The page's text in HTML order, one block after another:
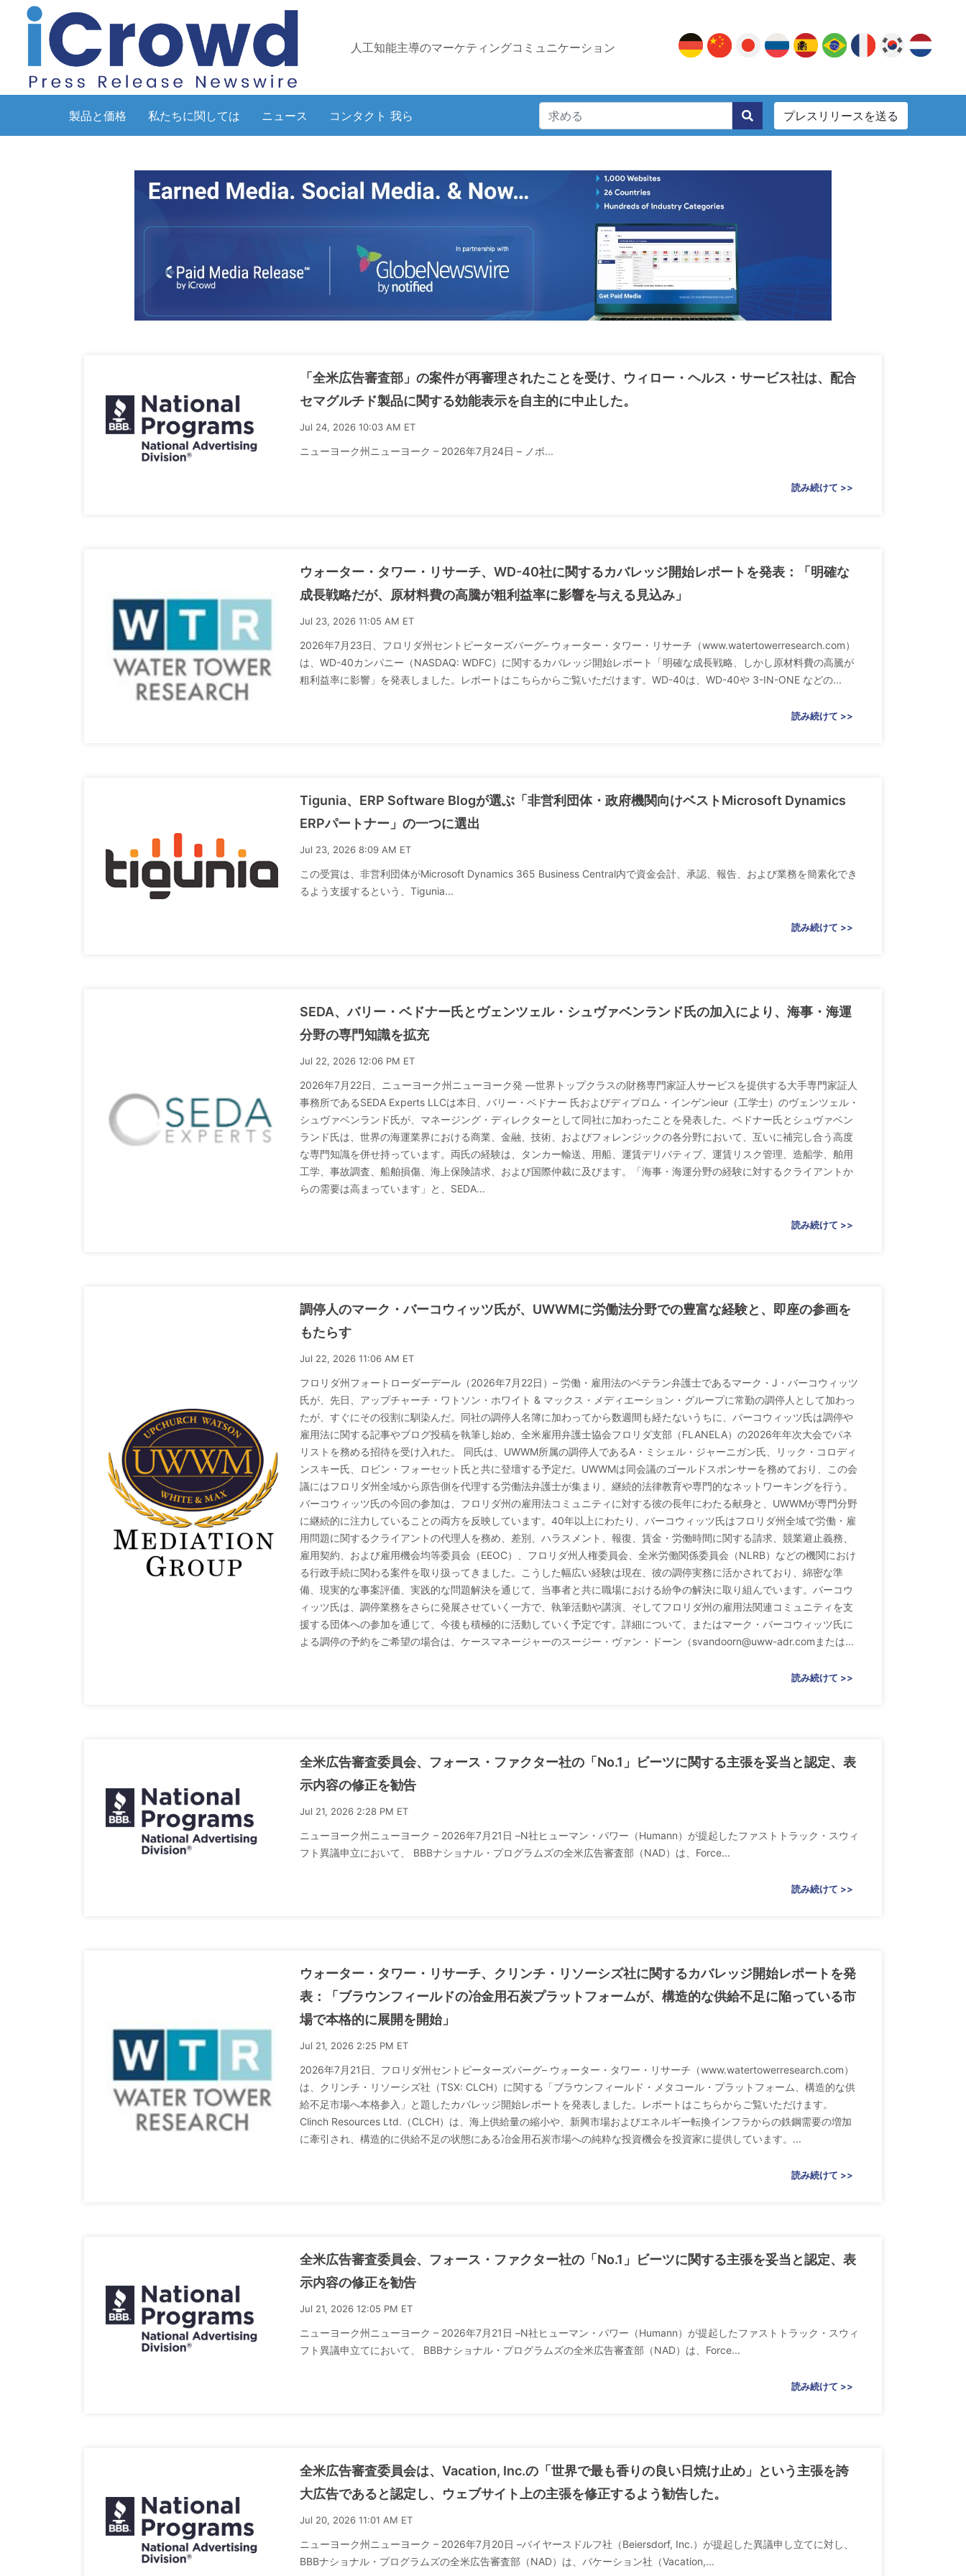
人工知能主導のマーケティングコミュニケーション
製品と価格 私たちに関しては ニュース コンタクト 我ら プレスリリースを送る
「全米広告審査部」の案件が再審理されたことを受け、ウィロー・ヘルス・サービス社は、配合
セマグルチド製品に関する効能表示を自主的に中止した。
Jul 24, 2026 10:03 AM ET
ニューヨーク州ニューヨーク – 2026年7月24日 – ノボ...
読み続けて >>
ウォーター・タワー・リサーチ、WD-40社に関するカバレッジ開始レポートを発表：「明確な
成長戦略だが、原材料費の高騰が粗利益率に影響を与える見込み」
Jul 23, 2026 11:05 AM ET
2026年7月23日、フロリダ州セントピーターズバーグ– ウォーター・タワー・リサーチ（www.watertowerresearch.com）
は、WD-40カンパニー（NASDAQ: WDFC）に関するカバレッジ開始レポート「明確な成長戦略、しかし原材料費の高騰が
粗利益率に影響」を発表しました。レポートはこちらからご覧いただけます。WD-40は、WD-40や 3-IN-ONE などの...
読み続けて >>
Tigunia、ERP Software Blogが選ぶ「非営利団体・政府機関向けベストMicrosoft Dynamics
ERPパートナー」の一つに選出
Jul 23, 2026 8:09 AM ET
この受賞は、非営利団体がMicrosoft Dynamics 365 Business Central内で資金会計、承認、報告、および業務を簡素化でき
るよう支援するという、Tigunia...
読み続けて >>
SEDA、バリー・ベドナー氏とヴェンツェル・シュヴァベンランド氏の加入により、海事・海運
分野の専門知識を拡充
Jul 22, 2026 12:06 PM ET
2026年7月22日、ニューヨーク州ニューヨーク発 ―世界トップクラスの財務専門家証人サービスを提供する大手専門家証人
事務所であるSEDA Experts LLCは本日、バリー・ベドナー 氏およびディプロム・インゲンieur（工学士）のヴェンツェル・
シュヴァベンランド氏が、マネージング・ディレクターとして同社に加わったことを発表した。ベドナー氏とシュヴァベン
ランド氏は、世界の海運業界における商業、金融、技術、およびフォレンジックの各分野において、互いに補完し合う高度
な専門知識を併せ持っています。両氏の経験は、タンカー輸送、用船、運賃デリバティブ、運賃リスク管理、造船学、舶用
工学、事故調査、船舶損傷、海上保険請求、および国際仲裁に及びます。「海事・海運分野の経験に対するクライアントか
らの需要は高まっています」と、SEDA...
読み続けて >>
調停人のマーク・バーコウィッツ氏が、UWWMに労働法分野での豊富な経験と、即座の参画を
もたらす
Jul 22, 2026 11:06 AM ET
フロリダ州フォートローダーデール（2026年7月22日）– 労働・雇用法のベテラン弁護士であるマーク・J・バーコウィッツ
氏が、先日、アップチャーチ・ワトソン・ホワイト & マックス・メディエーション・グループに常勤の調停人として加わっ
たが、すぐにその役割に馴染んだ。同社の調停人名簿に加わってから数週間も経たないうちに、バーコウィッツ氏は調停や
雇用法に関する記事やブログ投稿を執筆し始め、全米雇用弁護士協会フロリダ支部（FLANELA）の2026年年次大会でパネ
リストを務める招待を受け入れた。 同氏は、UWWM所属の調停人であるA・ミシェル・ジャーニガン氏、リック・コロディ
ンスキー氏、ロビン・フォーセット氏と共に登壇する予定だ。UWWMは同会議のゴールドスポンサーを務めており、この会
議にはフロリダ州全域から原告側を代理する労働法弁護士が集まり、継続的法律教育や専門的なネットワーキングを行う。
バーコウィッツ氏の今回の参加は、フロリダ州の雇用法コミュニティに対する彼の長年にわたる献身と、UWWMが専門分野
に継続的に注力していることの両方を反映しています。40年以上にわたり、バーコウィッツ氏はフロリダ州全域で労働・雇
用問題に関するクライアントの代理人を務め、差別、ハラスメント、報復、賃金・労働時間に関する請求、競業避止義務、
雇用契約、および雇用機会均等委員会（EEOC）、フロリダ州人権委員会、全米労働関係委員会（NLRB）などの機関におけ
る行政手続に関わる案件を取り扱ってきました。こうした幅広い経験は現在、彼の調停実務に活かされており、綿密な準
備、現実的な事案評価、実践的な問題解決を通じて、当事者と共に職場における紛争の解決に取り組んでいます。バーコウ
ィッツ氏は、調停業務をさらに発展させていく一方で、執筆活動や講演、そしてフロリダ州の雇用法関連コミュニティを支
援する団体への参加を通じて、今後も積極的に活動していく予定です。詳細について、またはマーク・バーコウィッツ氏に
よる調停の予約をご希望の場合は、ケースマネージャーのスージー・ヴァン・ドーン（svandoorn@uww-adr.com または...
読み続けて >>
全米広告審査委員会、フォース・ファクター社の「No.1」ビーツに関する主張を妥当と認定、表
示内容の修正を勧告
Jul 21, 2026 2:28 PM ET
ニューヨーク州ニューヨーク – 2026年7月21日 –N社ヒューマン・パワー（Humann）が提起したファストトラック・スウィ
フト異議申立において、 BBBナショナル・プログラムズの全米広告審査部（NAD）は、Force...
読み続けて >>
ウォーター・タワー・リサーチ、クリンチ・リソーシズ社に関するカバレッジ開始レポートを発
表：「ブラウンフィールドの冶金用石炭プラットフォームが、構造的な供給不足に陥っている市
場で本格的に展開を開始」
Jul 21, 2026 2:25 PM ET
2026年7月21日、フロリダ州セントピーターズバーグ– ウォーター・タワー・リサーチ（www.watertowerresearch.com）
は、クリンチ・リソーシズ社（TSX: CLCH）に関する「ブラウンフィールド・メタコール・プラットフォーム、構造的な供
給不足市場へ本格参入」と題したカバレッジ開始レポートを発表しました。レポートはこちらからご覧いただけます。
Clinch Resources Ltd.（CLCH）は、海上供給量の縮小や、新興市場およびエネルギー転換インフラからの鉄鋼需要の増加
に牽引され、構造的に供給不足の状態にある冶金用石炭市場への純粋な投資機会を投資家に提供しています。...
読み続けて >>
全米広告審査委員会、フォース・ファクター社の「No.1」ビーツに関する主張を妥当と認定、表
示内容の修正を勧告
Jul 21, 2026 12:05 PM ET
ニューヨーク州ニューヨーク – 2026年7月21日 –N社ヒューマン・パワー（Humann）が提起したファストトラック・スウィ
フト異議申立てにおいて、 BBBナショナル・プログラムズの全米広告審査部（NAD）は、Force...
読み続けて >>
全米広告審査委員会は、Vacation, Inc.の「世界で最も香りの良い日焼け止め」という主張を誇
大広告であると認定し、ウェブサイト上の主張を修正するよう勧告した。
Jul 20, 2026 11:01 AM ET
ニューヨーク州ニューヨーク – 2026年7月20日 –バイヤースドルフ社（Beiersdorf, Inc.）が提起した異議申し立てに対し、
BBBナショナル・プログラムズの全米広告審査部（NAD）は、バケーション社（Vacation,...